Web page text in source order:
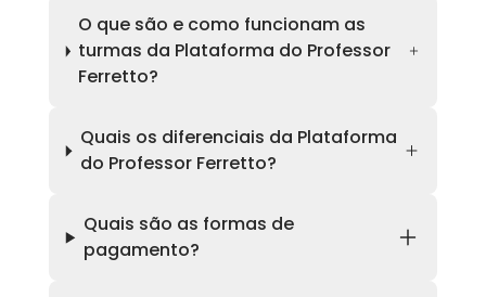
O que são e como funcionam as
turmas da Plataforma do Professor
Ferretto?
Quais os diferenciais da Plataforma
do Professor Ferretto?
Quais são as formas de
pagamento?